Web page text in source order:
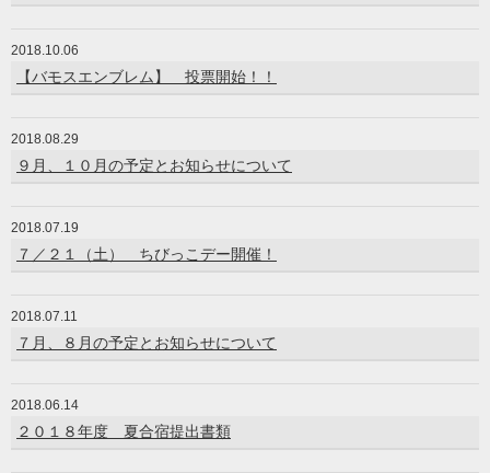
2018.10.06
【バモスエンブレム】 投票開始！！
2018.08.29
９月、１０月の予定とお知らせについて
2018.07.19
７／２１（土） ちびっこデー開催！
2018.07.11
７月、８月の予定とお知らせについて
2018.06.14
２０１８年度 夏合宿提出書類